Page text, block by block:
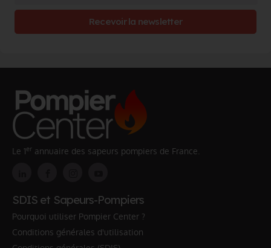
Recevoir la newsletter
Le 1er annuaire des sapeurs pompiers de France.
SDIS et Sapeurs-Pompiers
Pourquoi utiliser Pompier Center ?
Conditions générales d'utilisation